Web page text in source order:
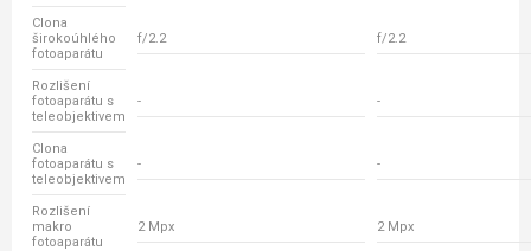
Clona
širokoúhlého
fotoaparátu
f/2.2 f/2.2
Rozlišení
fotoaparátu s
teleobjektivem
- -
Clona
fotoaparátu s
teleobjektivem
- -
Rozlišení
makro
fotoaparátu
2 Mpx 2 Mpx